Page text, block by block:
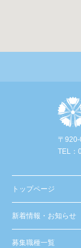
〒
TEL：
トップページ
新着情報・お知らせ
募集職種一覧